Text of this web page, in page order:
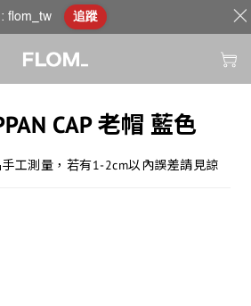
CAP 老帽 藍色
工測量，若有1-2cm以內誤差請見諒
: flom_tw 追蹤